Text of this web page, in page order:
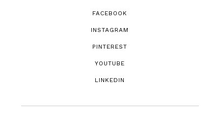
FACEBOOK
INSTAGRAM
PINTEREST
YOUTUBE
LINKEDIN